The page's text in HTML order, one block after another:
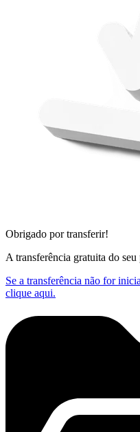
Obrigado por transferir!
A transferência gratuita do
Se a transferência não for
clique aqui.